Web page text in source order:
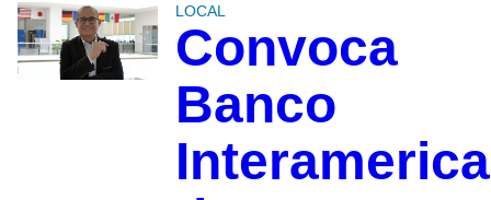
LOCAL
Convoca
Banco